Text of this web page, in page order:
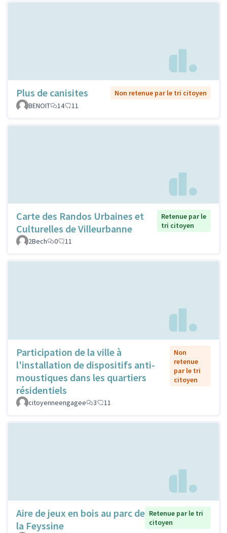
Plus de canisites
Non retenue par le tri citoyen
BENOIT
14 11
Carte des Randos Urbaines et
Culturelles de Villeurbanne
Retenue par le
tri citoyen
2Bech
0 11
Participation de la ville à
l'installation de dispositifs anti-
moustiques dans les quartiers
résidentiels
Non
retenue
par le tri
citoyen
citoyenneengagee 3 11
Aire de jeux en bois au parc de
la Feyssine
Retenue par le tri
citoyen